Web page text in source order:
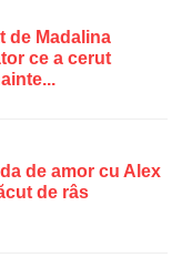
de Madalina
ce a cerut
de amor cu Alex
de râs